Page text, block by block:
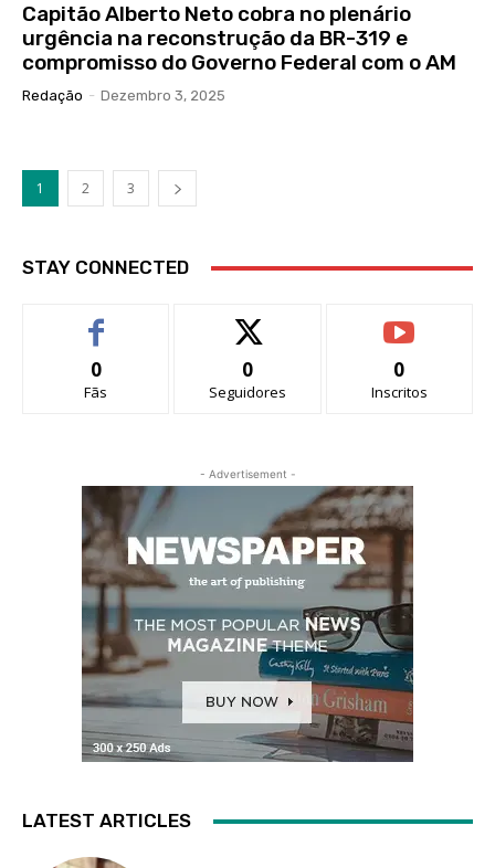
Capitão Alberto Neto cobra no plenário
urgência na reconstrução da BR-319 e
compromisso do Governo Federal com o AM
Redação - Dezembro 3, 2025
1 2 3
STAY CONNECTED
0
Fãs
0
Seguidores
0
Inscritos
- Advertisement -
LATEST ARTICLES